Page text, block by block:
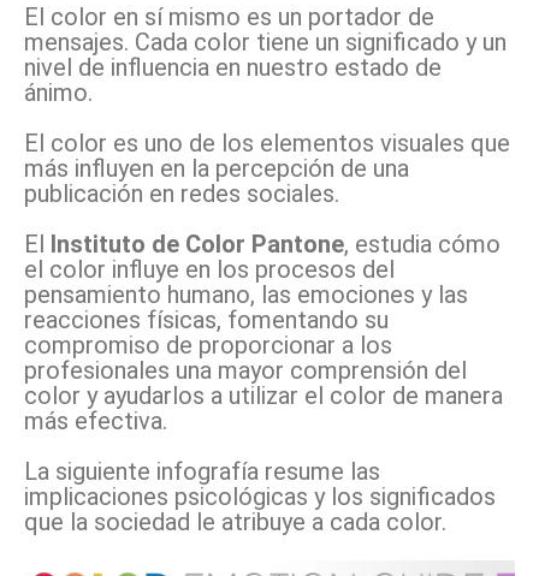
El color en sí mismo es un portador de
mensajes. Cada color tiene un significado y un
nivel de influencia en nuestro estado de
ánimo.
El color es uno de los elementos visuales que
más influyen en la percepción de una
publicación en redes sociales.
El Instituto de Color Pantone, estudia cómo
el color influye en los procesos del
pensamiento humano, las emociones y las
reacciones físicas, fomentando su
compromiso de proporcionar a los
profesionales una mayor comprensión del
color y ayudarlos a utilizar el color de manera
más efectiva.
La siguiente infografía resume las
implicaciones psicológicas y los significados
que la sociedad le atribuye a cada color.